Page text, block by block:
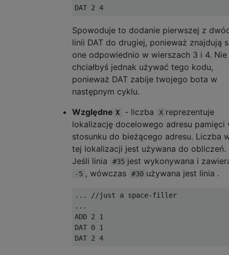
Spowoduje to dodanie pierwszej z
linii DAT do drugiej, ponieważ znajdują
one odpowiednio w wierszach 3 i 4. Nie
chciałbyś jednak używać tego kodu,
ponieważ DAT zabije twojego bota w
następnym cyklu.
Względne X - liczba X reprezentuje
lokalizację docelowego adresu pamięci
stosunku do bieżącego adresu. Liczba
tej lokalizacji jest używana do obliczeń.
Jeśli linia
#35 jest wykonywana i
-5 , wówczas #30 używana jest linia .
... //just a space-filler
...
ADD 2 1
DAT 0 1